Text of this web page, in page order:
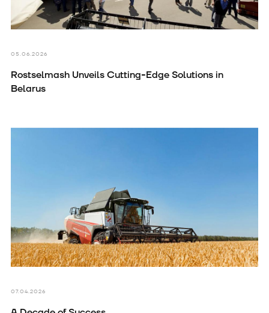
05.06.2026
Rostselmash Unveils Cutting-Edge Solutions in
Belarus
07.04.2026